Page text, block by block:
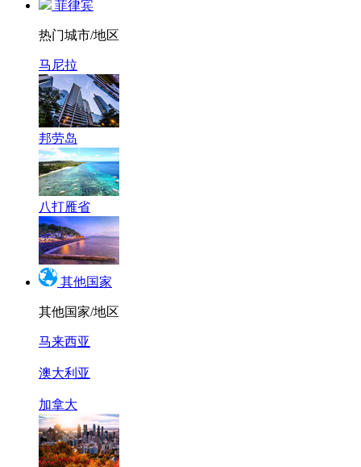
菲律宾
热门城市/地区
马尼拉
邦劳岛
八打雁省
其他国家
其他国家/地区
马来西亚
澳大利亚
加拿大